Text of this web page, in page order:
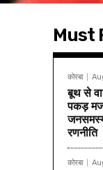
Must
कोरबा
बूथ से
पकड़
रणनीति
कोरबा